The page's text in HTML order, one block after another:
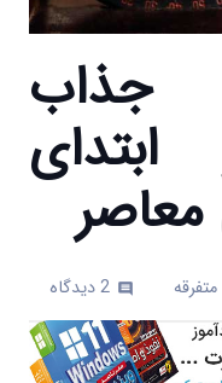
جذاب
معاصر
متفرقه comments
2دیدگاه